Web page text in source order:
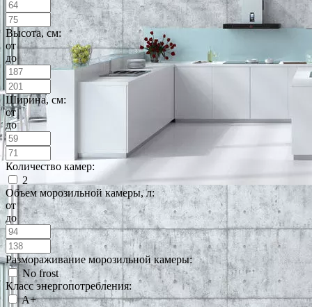
Высота, см:
от
до
Ширина, см:
от
до
Количество камер:
2
Объем морозильной камеры, л:
от
до
Размораживание морозильной камеры:
No frost
Класс энергопотребления:
A+